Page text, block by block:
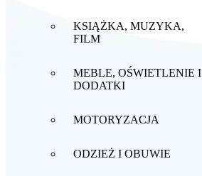
KSIĄŻKA, MUZYKA,
FILM
MEBLE, OŚWIETLENIE I
DODATKI
MOTORYZACJA
ODZIEŻ I OBUWIE